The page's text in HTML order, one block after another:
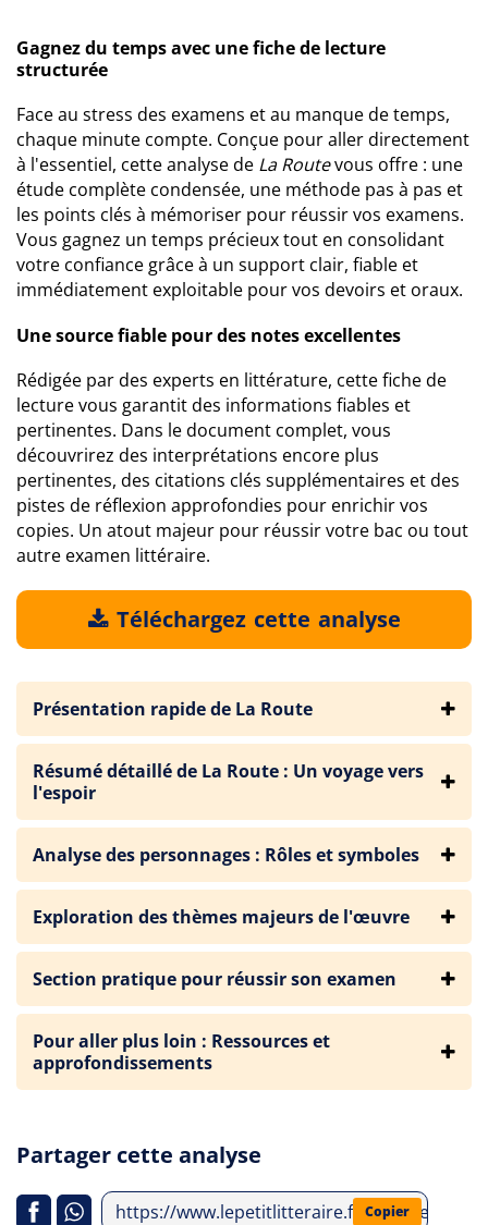
Gagnez du temps avec une fiche de lecture
structurée
Face au stress des examens et au manque de temps,
chaque minute compte. Conçue pour aller directement
à l'essentiel, cette analyse de La Routevous offre : une
étude complète condensée, une méthode pas à pas et
les points clés à mémoriser pour réussir vos examens.
Vous gagnez un temps précieux tout en consolidant
votre confiance grâce à un support clair, fiable et
immédiatement exploitable pour vos devoirs et oraux.
Une source fiable pour des notes excellentes
Rédigée par des experts en littérature, cette fiche de
lecture vous garantit des informations fiables et
pertinentes. Dans le document complet, vous
découvrirez des interprétations encore plus
pertinentes, des citations clés supplémentaires et des
pistes de réflexion approfondies pour enrichir vos
copies. Un atout majeur pour réussir votre bac ou tout
autre examen littéraire.
Téléchargez cette analyse
Présentation rapide de La Route
Résumé détaillé de La Route : Un voyage vers
l'espoir
Analyse des personnages : Rôles et symboles
Exploration des thèmes majeurs de l'œuvre
Section pratique pour réussir son examen
Pour aller plus loin : Ressources et
approfondissements
Partager cette analyse
https://www.lepetitlitteraire.fr/analyses-
Copier